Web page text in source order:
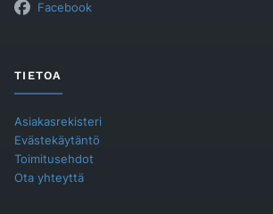
Facebook
TIETOA
Asiakasrekisteri
Evästekäytäntö
Toimitusehdot
Ota yhteyttä